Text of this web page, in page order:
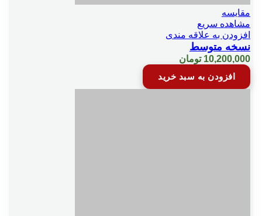
مقایسه
مشاهده سریع
افزودن به علاقه مندی
نسخه متوسط
10,200,000 تومان
افزودن به سبد خرید